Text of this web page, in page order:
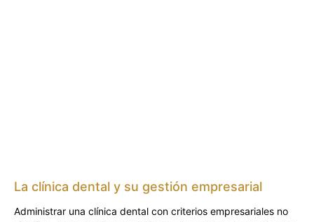
La clínica dental y su gestión empresarial
Administrar una clínica dental con criterios empresariales no